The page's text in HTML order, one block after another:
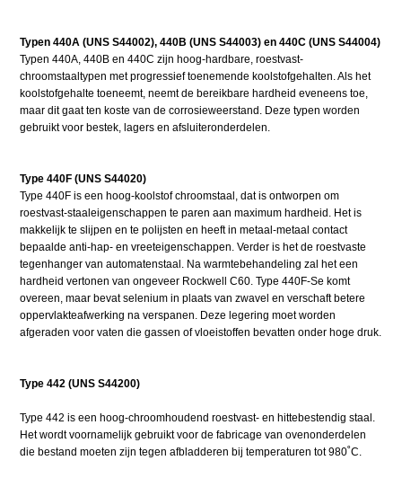
Typen 440A (UNS S44002), 440B (UNS S44003) en 440C (UNS S44004)
Typen 440A, 440B en 440C zijn hoog-hardbare, roestvast-
chroomstaaltypen met progressief toenemende koolstofgehalten. Als het
koolstofgehalte toeneemt, neemt de bereikbare hardheid eveneens toe,
maar dit gaat ten koste van de corrosieweerstand. Deze typen worden
gebruikt voor bestek, lagers en afsluiteronderdelen.
Type 440F (UNS S44020)
Type 440F is een hoog-koolstof chroomstaal, dat is ontworpen om
roestvast-staaleigenschappen te paren aan maximum hardheid. Het is
makkelijk te slijpen en te polijsten en heeft in metaal-metaal contact
bepaalde anti-hap- en vreeteigenschappen. Verder is het de roestvaste
tegenhanger van automatenstaal. Na warmtebehandeling zal het een
hardheid vertonen van ongeveer Rockwell C60. Type 440F-Se komt
overeen, maar bevat selenium in plaats van zwavel en verschaft betere
oppervlakteafwerking na verspanen. Deze legering moet worden
afgeraden voor vaten die gassen of vloeistoffen bevatten onder hoge druk.
Type 442 (UNS S44200)
Type 442 is een hoog-chroomhoudend roestvast- en hittebestendig staal.
Het wordt voornamelijk gebruikt voor de fabricage van ovenonderdelen
die bestand moeten zijn tegen afbladderen bij temperaturen tot 980˚C.